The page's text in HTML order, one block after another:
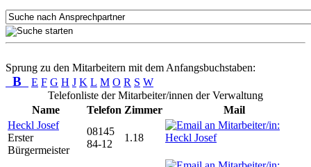
Sprung zu den Mitarbeitern mit dem Anfangsbuchstaben:
B E F G H J K L M O R S W
Telefonliste der Mitarbeiter/innen der Verwaltung
Name
Telefon Zimmer
Mail
Heckl Josef
Erster
Bürgermeister
08145
84-12
1.18